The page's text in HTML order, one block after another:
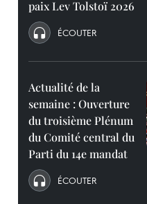
paix Lev Tolstoï 2026
ÉCOUTER
Actualité de la
semaine : Ouverture
du troisième Plénum
du Comité central du
Parti du 14e mandat
ÉCOUTER